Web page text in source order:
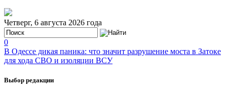
Четверг, 6 августа 2026 года
0
В Одессе дикая паника: что значит разрушение моста в Затоке
для хода СВО и изоляции ВСУ
Выбор редакции